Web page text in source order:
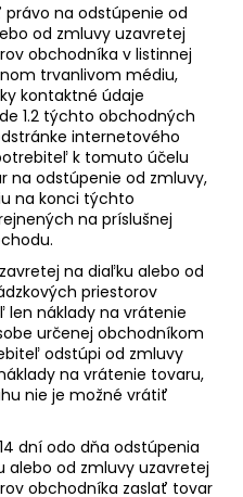
na odstúpenie od
od zmluvy uzavretej
obchodníka v listinnej
trvanlivom médiu,
kontaktné údaje
1.2 týchto obchodných
internetového
k tomuto účelu
na odstúpenie od zmluvy,
na konci týchto
na príslušnej
na diaľku alebo od
priestorov
náklady na vrátenie
určenej obchodníkom
odstúpi od zmluvy
na vrátenie tovaru,
nie je možné vrátiť
dní odo dňa odstúpenia
alebo od zmluvy uzavretej
obchodníka zaslať tovar